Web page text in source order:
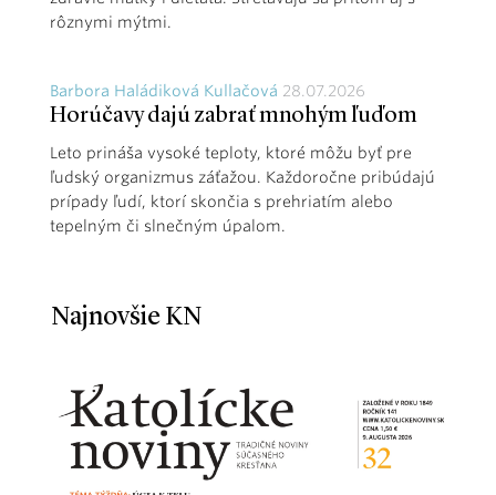
rôznymi mýtmi.
Barbora Haládiková Kullačová 28.07.2026
Horúčavy dajú zabrať mnohým ľuďom
Leto prináša vysoké teploty, ktoré môžu byť pre
ľudský organizmus záťažou. Každoročne pribúdajú
prípady ľudí, ktorí skončia s prehriatím alebo
tepelným či slnečným úpalom.
Najnovšie KN